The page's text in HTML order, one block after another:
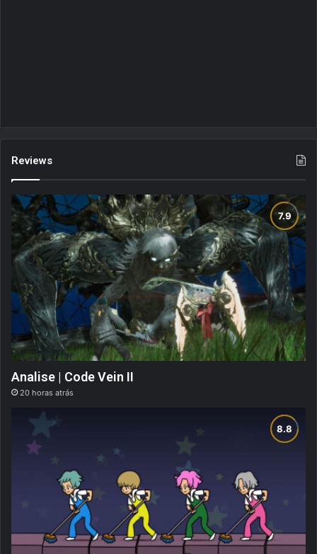
Reviews
Analise | Code Vein II
20 horas atrás